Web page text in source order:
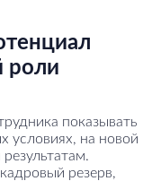
роли
показывать
условиях, на новой
резерв,